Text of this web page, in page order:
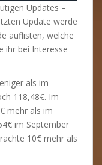
Updates –
Update werde
auflisten, welche
ihr bei Interesse
als im
118,48€. Im
mehr als im
im September
10€ mehr als